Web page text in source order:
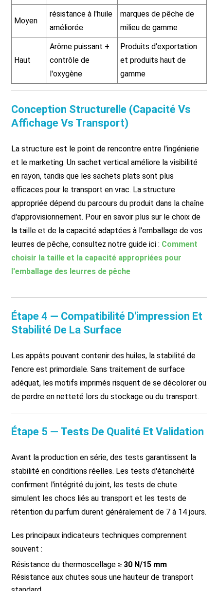
Moyen
résistance à l'huile
améliorée
marques de pêche de
milieu de gamme
Haut
Arôme puissant +
contrôle de
l'oxygène
Produits d'exportation
et produits haut de
gamme
Conception Structurelle (Capacité Vs
Affichage Vs Transport)
La structure est le point de rencontre entre l'ingénierie
et le marketing. Un sachet vertical améliore la visibilité
en rayon, tandis que les sachets plats sont plus
efficaces pour le transport en vrac. La structure
appropriée dépend du parcours du produit dans la chaîne
d'approvisionnement. Pour en savoir plus sur le choix de
la taille et de la capacité adaptées à l'emballage de vos
leurres de pêche, consultez notre guide ici : Comment
choisir la taille et la capacité appropriées pour
l'emballage des leurres de pêche
Étape 4 — Compatibilité D'impression Et
Stabilité De La Surface
Les appâts pouvant contenir des huiles, la stabilité de
l'encre est primordiale. Sans traitement de surface
adéquat, les motifs imprimés risquent de se décolorer ou
de perdre en netteté lors du stockage ou du transport.
Étape 5 — Tests De Qualité Et Validation
Avant la production en série, des tests garantissent la
stabilité en conditions réelles. Les tests d'étanchéité
confirment l'intégrité du joint, les tests de chute
simulent les chocs liés au transport et les tests de
rétention du parfum durent généralement de 7 à 14 jours.
Les principaux indicateurs techniques comprennent
souvent :
Résistance du thermoscellage ≥ 30 N/15 mm
Résistance aux chutes sous une hauteur de transport